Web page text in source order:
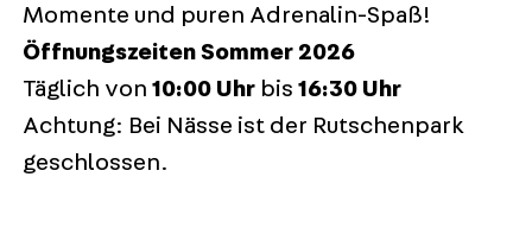
Momente und puren Adrenalin-Spaß!
Öffnungszeiten Sommer 2026
Täglich von 10:00 Uhr bis 16:30 Uhr
Achtung: Bei Nässe ist der Rutschenpark
geschlossen.